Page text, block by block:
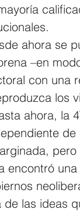
ahora se
–en
con una
los
ahora, la
encontró
de las ideas